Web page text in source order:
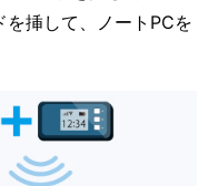
挿して、ノートPCを